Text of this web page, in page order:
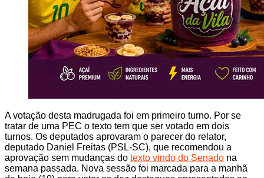
A votação desta madrugada foi em primeiro turno. Por se
tratar de uma PEC o texto tem que ser votado em dois
turnos. Os deputados aprovaram o parecer do relator,
deputado Daniel Freitas (PSL-SC), que recomendou a
aprovação sem mudanças do texto vindo do Senado na
semana passada. Nova sessão foi marcada para a manhã